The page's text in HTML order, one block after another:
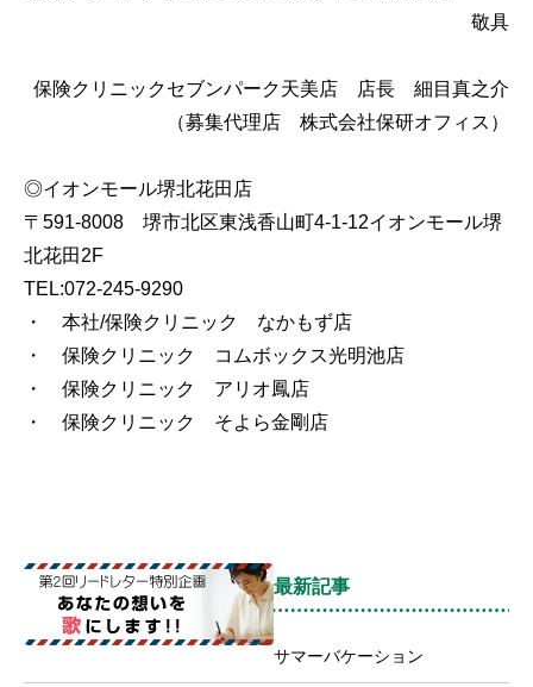
敬具
保険クリニックセブンパーク天美店 店長 細目真之介
（募集代理店 株式会社保研オフィス）
◎イオンモール堺北花田店
〒591-8008 堺市北区東浅香山町4-1-12イオンモール堺
北花田2F
TEL:072-245-9290
・ 本社/保険クリニック なかもず店
・ 保険クリニック コムボックス光明池店
・ 保険クリニック アリオ鳳店
・ 保険クリニック そよら金剛店
最新記事
サマーバケーション